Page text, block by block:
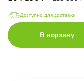
Доступно для доставки
В корзину